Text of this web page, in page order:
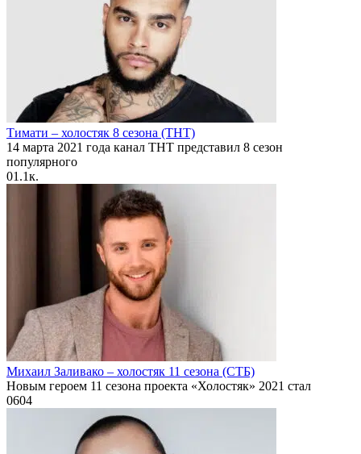
Тимати – холостяк 8 сезона (ТНТ)
14 марта 2021 года канал ТНТ представил 8 сезон
популярного
01.1к.
Михаил Заливако – холостяк 11 сезона (СТБ)
Новым героем 11 сезона проекта «Холостяк» 2021 стал
0604